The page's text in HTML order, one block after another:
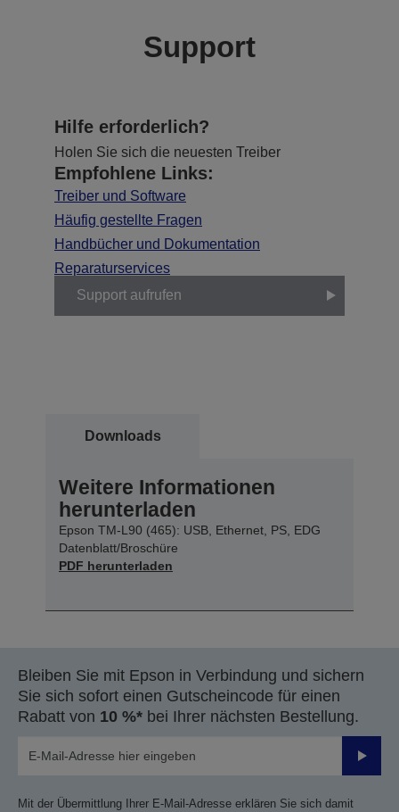
Support
Hilfe erforderlich?
Holen Sie sich die neuesten Treiber
Empfohlene Links:
Treiber und Software
Häufig gestellte Fragen
Handbücher und Dokumentation
Reparaturservices
Support aufrufen
Downloads
Weitere Informationen
herunterladen
Epson TM-L90 (465): USB, Ethernet, PS, EDG
Datenblatt/Broschüre
PDF herunterladen
Bleiben Sie mit Epson in Verbindung und sichern
Sie sich sofort einen Gutscheincode für einen
Rabatt von 10 %* bei Ihrer nächsten Bestellung.
Mit der Übermittlung Ihrer E-Mail-Adresse erklären Sie sich damit